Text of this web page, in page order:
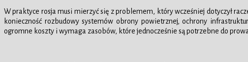
W praktyce rosja musi mierzyć się z problemem, który wcześniej dotyczył
konieczność rozbudowy systemów obrony powietrznej, ochrony
ogromne koszty i wymaga zasobów, które jednocześnie są potrzebne do